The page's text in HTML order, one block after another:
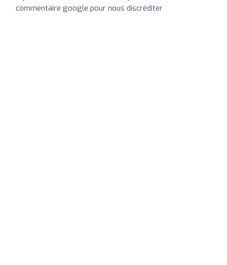
commentaire google pour nous discréditer